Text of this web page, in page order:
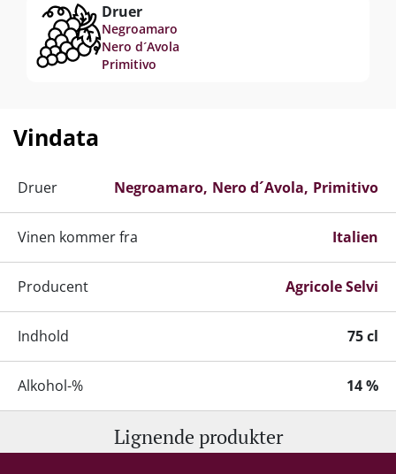
Druer
Negroamaro
Nero d´Avola
Primitivo
Vindata
Druer Negroamaro Nero d´Avola Primitivo
Vinen kommer fra Italien
Producent Agricole Selvi
Indhold 75 cl
Alkohol-% 14 %
Lignende produkter